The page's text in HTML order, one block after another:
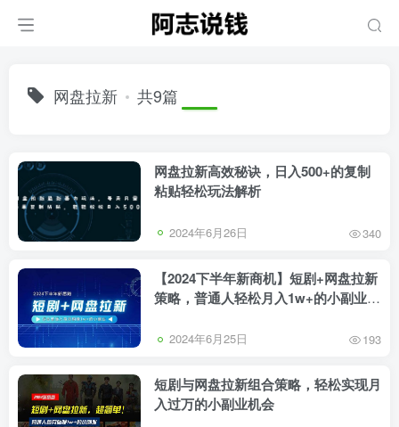
网盘拉新 共9篇
网盘拉新高效秘诀，日入500+的复制
粘贴轻松玩法解析
2024年6月26日 340
【2024下半年新商机】短剧+网盘拉新
策略，普通人轻松月入1w+的小副业项
2024年6月25日 193
短剧与网盘拉新组合策略，轻松实现月
入过万的小副业机会